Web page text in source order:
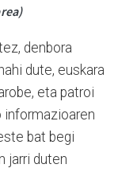
denbora
dute, euskara
eta patroi
informazioaren
bat begi
jarri duten